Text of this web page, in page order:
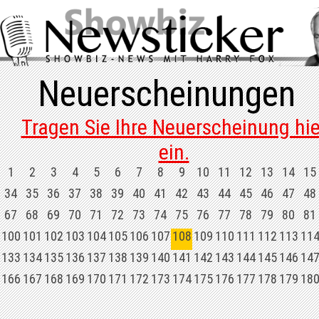
Neuerscheinungen
Tragen Sie Ihre Neuerscheinung
ein.
1 2 3 4 5 6 7 8 9 10 11 12 13 14 15
34 35 36 37 38 39 40 41 42 43 44 45 46 47 48
67 68 69 70 71 72 73 74 75 76 77 78 79 80 81
100101102103104105106107 108109110111112113114
133134135136137138139140141142143144145146147
166167168169170171172173174175176177178179180